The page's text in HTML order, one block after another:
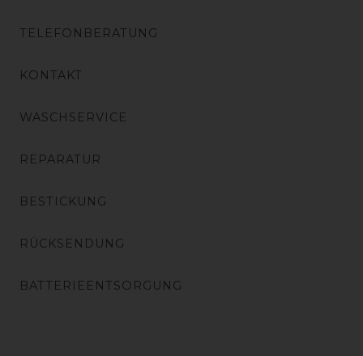
TELEFONBERATUNG
KONTAKT
WASCHSERVICE
REPARATUR
BESTICKUNG
RÜCKSENDUNG
BATTERIEENTSORGUNG